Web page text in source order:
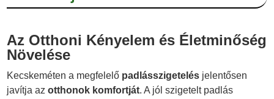
Az Otthoni Kényelem és Életminőség
Növelése
Kecskeméten a megfelelő padlásszigetelés jelentősen
javítja azotthonok komfortját. A jól szigetelt padlás